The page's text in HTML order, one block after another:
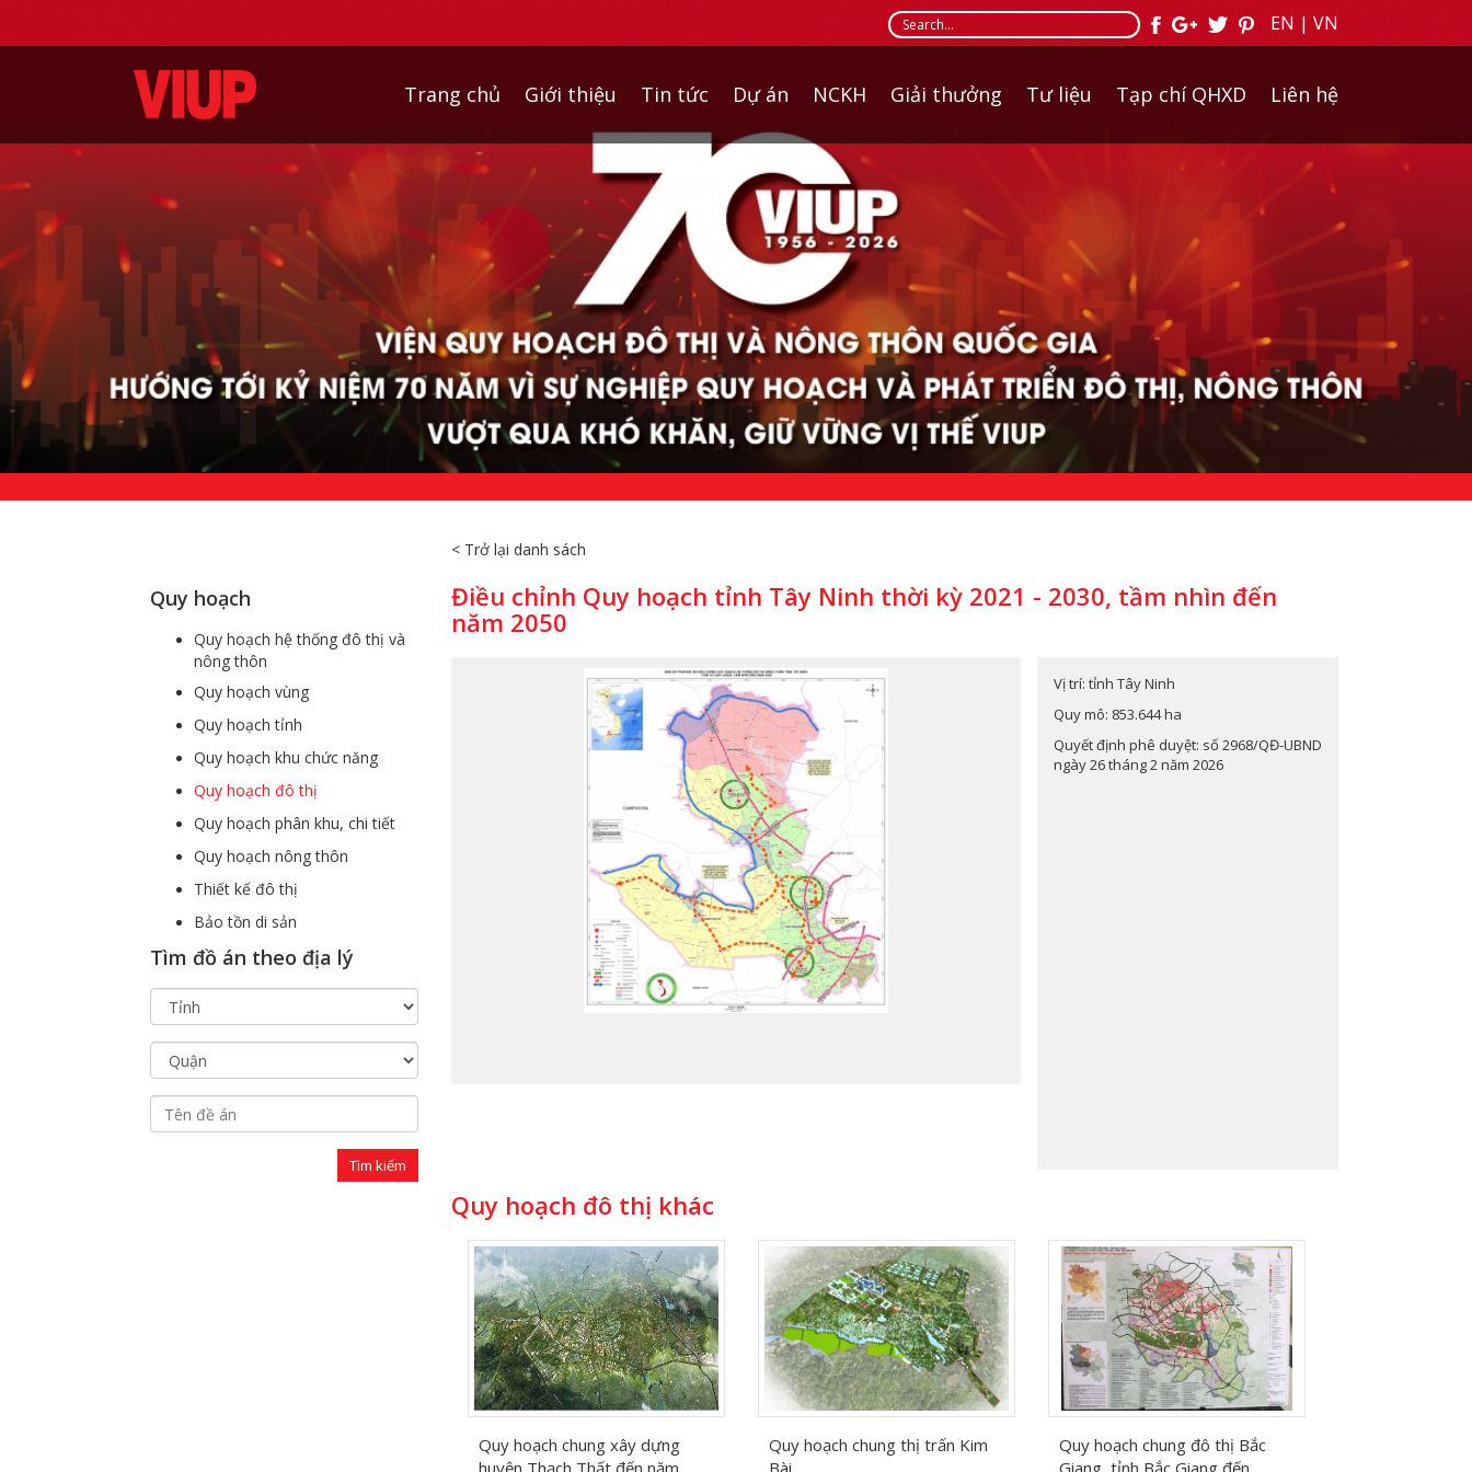
EN | VN
Trang chủ Giới thiệu Tin tức Dự án NCKH Giải thưởng Tư liệu Tạp chí QHXD Liên hệ
Quy hoạch
Quy hoạch hệ thống đô thị và
nông thôn
Quy hoạch vùng
Quy hoạch tỉnh
Quy hoạch khu chức năng
Quy hoạch đô thị
Quy hoạch phân khu, chi tiết
Quy hoạch nông thôn
Thiết kế đô thị
Bảo tồn di sản
Tìm đồ án theo địa lý
< Trở lại danh sách
Điều chỉnh Quy hoạch tỉnh Tây Ninh thời kỳ 2021 - 2030, tầm nhìn đến
năm 2050
Vị trí: tỉnh Tây Ninh
Quy mô: 853.644 ha
Quyết định phê duyệt: số 2968/QĐ-UBND
ngày 26 tháng 2 năm 2026
Quy hoạch đô thị khác
Quy hoạch chung xây dựng
Quy hoạch chung thị trấn Kim
Quy hoạch chung đô thị Bắc